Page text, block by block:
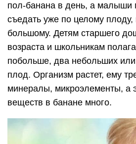
пол-банана в день, а малыши
съедать уже по целому
большому. Детям старшего
возраста и школьникам
побольше, два небольших
плод. Организм растет, ему
минералы, микроэлементы, а
веществ в банане много.